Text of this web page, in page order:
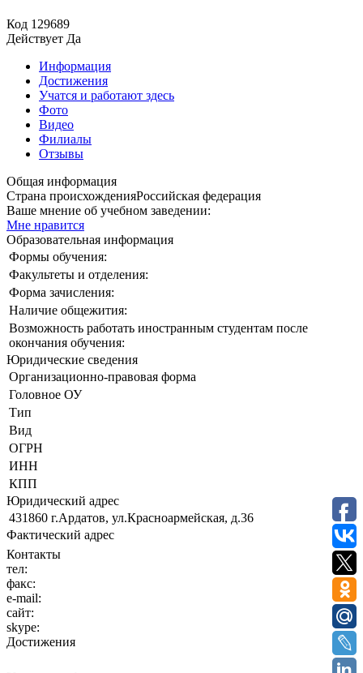
Код 129689
Действует Да
Информация
Достижения
Учатся и работают здесь
Фото
Видео
Филиалы
Отзывы
Общая информация
Страна происхожденияРоссийская федерация
Ваше мнение об учебном заведении:
Мне нравится
Образовательная информация
Формы обучения:
Факультеты и отделения:
Форма зачисления:
Наличие общежития:
Возможность работать иностранным студентам после
окончания обучения:
Юридические сведения
Организационно-правовая форма
Головное ОУ
Тип
Вид
ОГРН
ИНН
КПП
Юридический адрес
431860 г.Ардатов, ул.Красноармейская, д.36
Фактический адрес
Контакты
тел:
факс:
e-mail:
сайт:
skype:
Достижения